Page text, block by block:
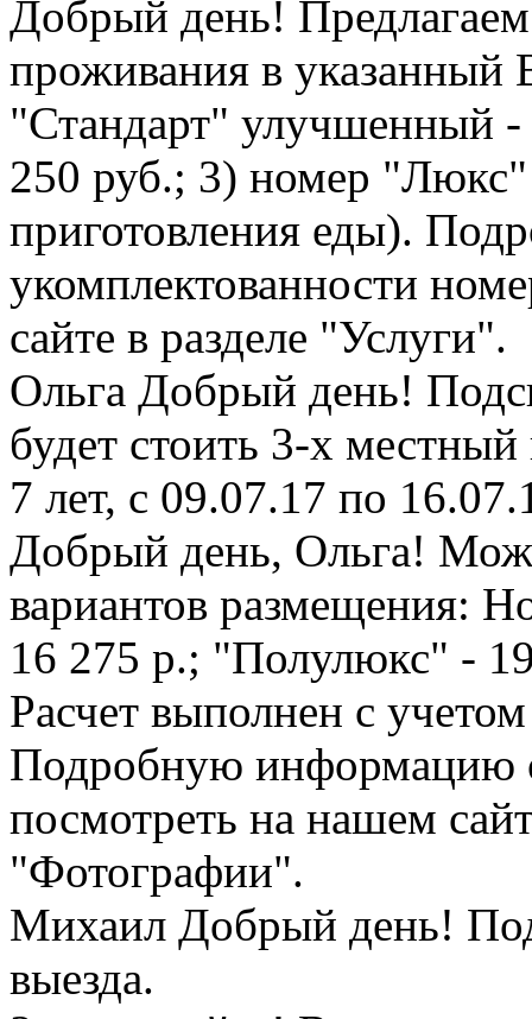
Добрый день! Предлагаем
проживания в
"Стандарт" улучшенный
250 руб.; 3) номер
приготовления еды).
укомплектованности
сайте в разделе "Услуги".
Ольга Добрый день!
будет стоить 3-х
7 лет, с 09.07.17 по
Добрый день, Ольга!
вариантов размещения:
16 275 р.; "Полулюкс" -
Расчет выполнен с
Подробную информацию
посмотреть на нашем
"Фотографии".
Михаил Добрый день!
выезда.